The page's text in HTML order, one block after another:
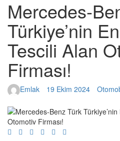
Mercedes-
Türkiye’nin
Tescili Alan
Firması!
Emlak 19 Ekim 2024